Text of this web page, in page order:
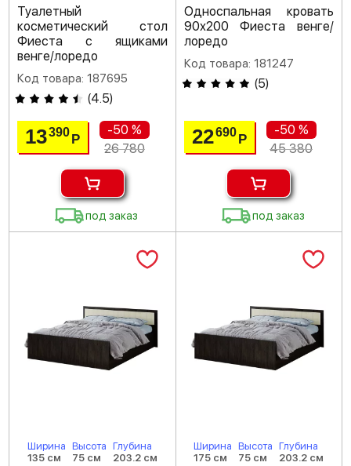
Туалетный
косметический стол
Фиеста с ящиками
венге/лоредо
Код товара: 187695
(4.5)
13390Р
-50 %
26 780
под заказ
Односпальная кровать
90х200 Фиеста венге/
лоредо
Код товара: 181247
(5)
22690 Р
-50 %
45 380
под заказ
Ширина
135 см
Высота
75 см
Глубина
203.2 см
Ширина
175 см
Высота
75 см
Глубина
203.2 см